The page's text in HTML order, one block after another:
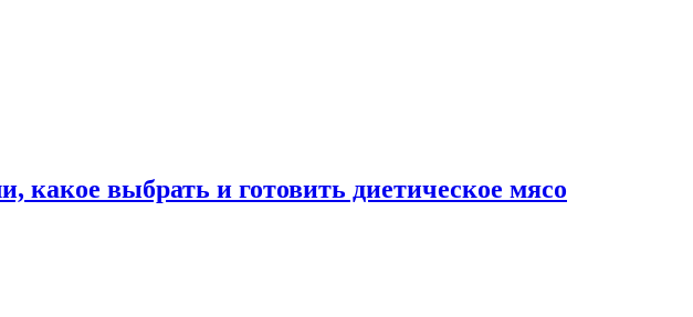
какое выбрать и готовить диетическое мясо